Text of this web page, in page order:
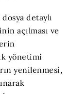
detaylı
açılması ve
yönetimi
yenilenmesi,